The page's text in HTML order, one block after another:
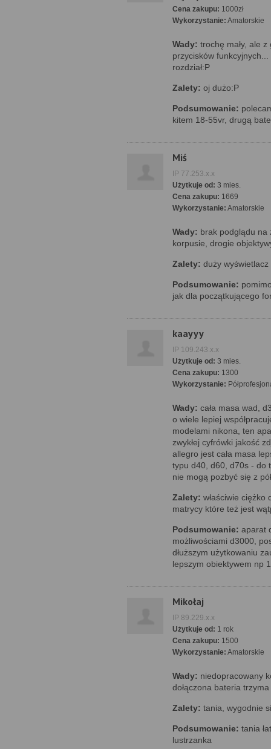
Cena zakupu: 1000zł
Wykorzystanie: Amatorskie
Wady: trochę mały, ale
przycisków
rozdział:P
Zalety: oj dużo:P
Podsumowanie:
kitem 18-55vr, drugą
Miś
IP 77.253.x.x
Użytkuje od: 3 mies.
Cena zakupu: 1669
Wykorzystanie: Amatorskie
Wady: brak podglądu na
korpusie, drogie
Zalety: duży
Podsumowanie:
jak dla początkującego
kaayyy
IP 109.243.x.x
Użytkuje od: 3 mies.
Cena zakupu: 1300
Wykorzystanie:
Wady: cała masa wad,
o wiele lepiej
modelami nikona, ten
zwykłej cyfrówki jakość
allegro jest cała masa
typu d40, d60, d70s - do
nie mogą pozbyć się z
Zalety: właściwie
matrycy które też jest
Podsumowanie: aparat
możliwościami d3000,
dłuższym użytkowaniu
lepszym obiektywem np
Mikołaj
IP 89.229.x.x
Użytkuje od: 1 rok
Cena zakupu: 1500
Wykorzystanie: Amatorskie
Wady: niedopracowany
dołączona bateria
Zalety: tania, wygodnie
Podsumowanie: tania
lustrzanka